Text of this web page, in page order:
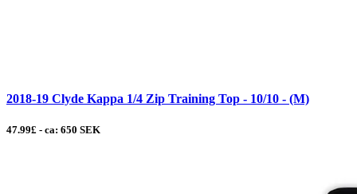
2018-19 Clyde Kappa 1/4 Zip Training Top - 10/10 - (M)
47.99£ - ca: 650 SEK